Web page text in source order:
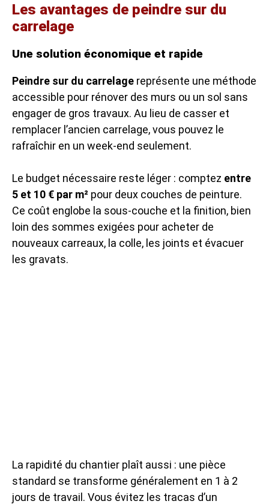
Les avantages de peindre sur du
carrelage
Une solution économique et rapide
Peindre sur du carrelage représente une méthode
accessible pour rénover des murs ou un sol sans
engager de gros travaux. Au lieu de casser et
remplacer l’ancien carrelage, vous pouvez le
rafraîchir en un week-end seulement.
Le budget nécessaire reste léger : comptez entre
5 et 10 € par m² pour deux couches de peinture.
Ce coût englobe la sous-couche et la finition, bien
loin des sommes exigées pour acheter de
nouveaux carreaux, la colle, les joints et évacuer
les gravats.
La rapidité du chantier plaît aussi : une pièce
standard se transforme généralement en 1 à 2
jours de travail. Vous évitez les tracas d’un